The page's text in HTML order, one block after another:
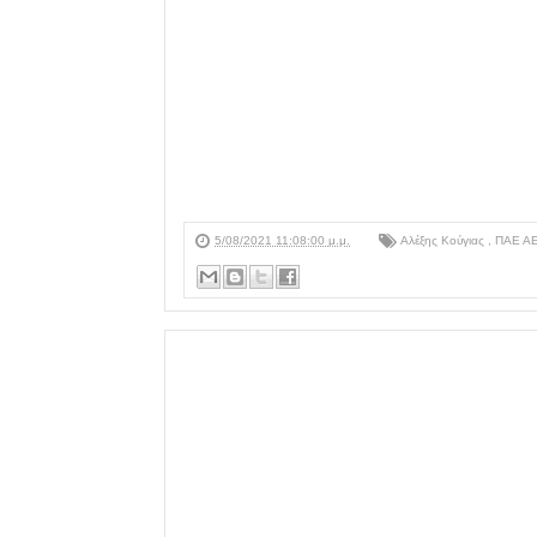
5/08/2021 11:08:00 μ.μ. Αλέξης Κούγιας ΠΑΕ